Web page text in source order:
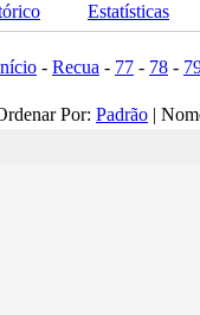
Estatísticas
- Recua - 77 - 78 -
Por: Padrão |